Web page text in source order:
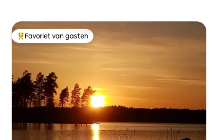
Topfavoriet van gasten
Favoriet van gasten